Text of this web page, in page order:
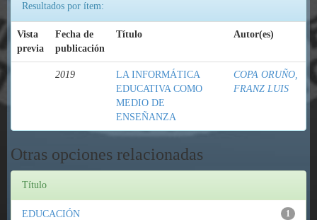
Resultados por ítem:
Vista
previa
Fecha de
publicación
Título Autor(es)
2019
LA INFORMÁTICA
EDUCATIVA COMO
MEDIO DE
ENSEÑANZA
COPA ORUÑO,
FRANZ LUIS
Otras opciones relacionadas
Título
1
EDUCACIÓN